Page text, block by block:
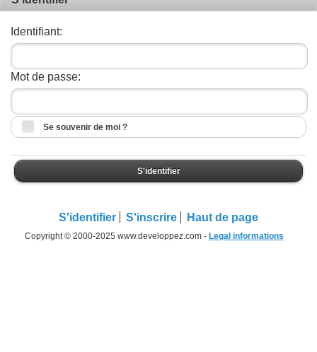
Identifiant:
Mot de passe:
Se souvenir de moi ?
S'identifier
S'identifier S'inscrire Haut de page
Copyright © 2000-2025 www.developpez.com - Legal informations